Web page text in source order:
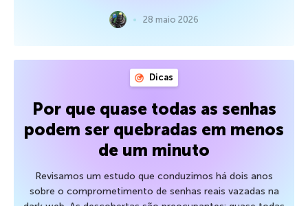
28 maio 2026
Dicas
Por que quase todas as senhas
podem ser quebradas em menos
de um minuto
Revisamos um estudo que conduzimos há dois anos
sobre o comprometimento de senhas reais vazadas na